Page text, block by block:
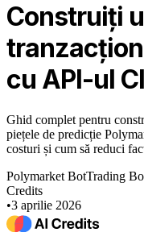
Construiți
cu API-ul
Ghid complet pentru
piețele de predicție
costuri și cum să reduci
Polymarket BotTrading
Credits
•3 aprilie 2026